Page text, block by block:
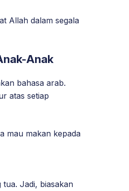
Allah dalam segala
Anak
bahasa arab.
atas setiap
mau makan kepada
Jadi, biasakan